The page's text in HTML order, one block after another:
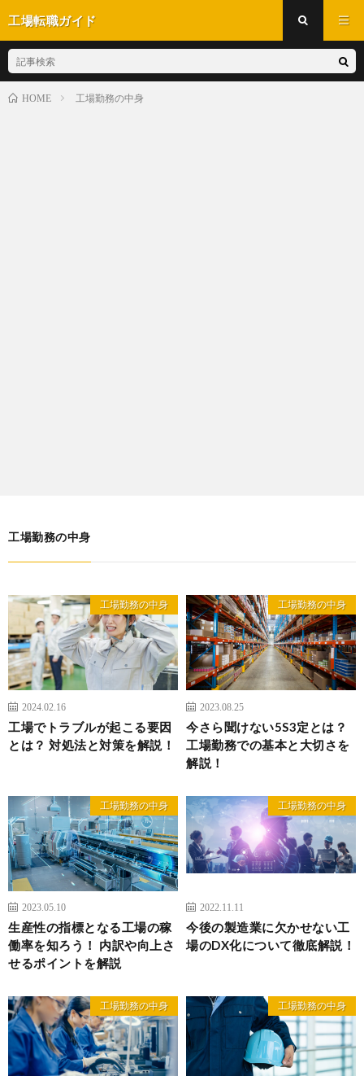
工場転職ガイド
HOME 工場勤務の中身
工場勤務の中身
工場勤務の中身
2024.02.16
工場でトラブルが起こる要因
とは？ 対処法と対策を解説！
工場勤務の中身
2023.08.25
今さら聞けない5S3定とは？
工場勤務での基本と大切さを
解説！
工場勤務の中身
2023.05.10
生産性の指標となる工場の稼
働率を知ろう！ 内訳や向上さ
せるポイントを解説
工場勤務の中身
2022.11.11
今後の製造業に欠かせない工
場のDX化について徹底解説！
工場勤務の中身 工場勤務の中身